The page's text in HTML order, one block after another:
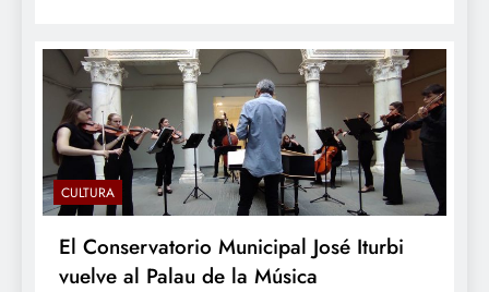
CULTURA
El Conservatorio Municipal José Iturbi
vuelve al Palau de la Música